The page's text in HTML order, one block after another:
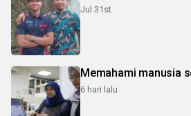
Jul 31st
Memahami manusia
6 hari lalu